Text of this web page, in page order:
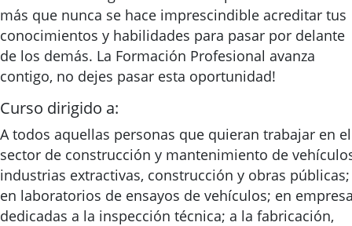
más que nunca se hace imprescindible acreditar tus
conocimientos y habilidades para pasar por delante
de los demás. La Formación Profesional avanza
contigo, no dejes pasar esta oportunidad!
Curso dirigido a:
A todos aquellas personas que quieran trabajar en el
sector de construcción y mantenimiento de
industrias extractivas, construcción y obras públicas;
en laboratorios de ensayos de vehículos; en
dedicadas a la inspección técnica; a la fabricación,